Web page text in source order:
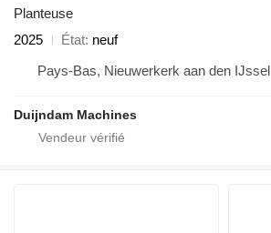
Planteuse
2025
État neuf
Pays-Bas, Nieuwerkerk aan den IJssel
Duijndam Machines